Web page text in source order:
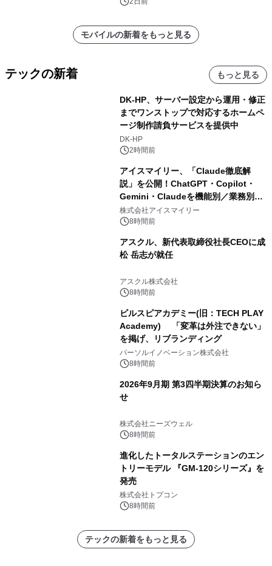
モバイルの新着をもっと見る
テックの新着 もっと見る
DK-HP、サーバー設定から運用・修正
までワンストップで対応するホームペ
ージ制作請負サービスを提供中
DK-HP
2時間前
アイスマイリー、「Claude徹底解
説」を公開！ChatGPT・Copilot・
Gemini・Claudeを機能別／業務別に
比較―自社に合う生成AIの選び方がわ
かる実践ガイド
株式会社アイスマイリー
8時間前
アスクル、新代表取締役社長CEOに成
松 岳志が就任
アスクル株式会社
8時間前
ビルスピアカデミー(旧：TECH PLAY
Academy) 「変革は外注できない」
を掲げ、リブランディング
パーソルイノベーション株式会社
8時間前
2026年9月期 第3四半期決算のお知ら
せ
株式会社ニーズウェル
8時間前
進化したトータルステーションのエン
トリーモデル 『GM-120シリーズ』を
発売
株式会社トプコン
8時間前
テックの新着をもっと見る